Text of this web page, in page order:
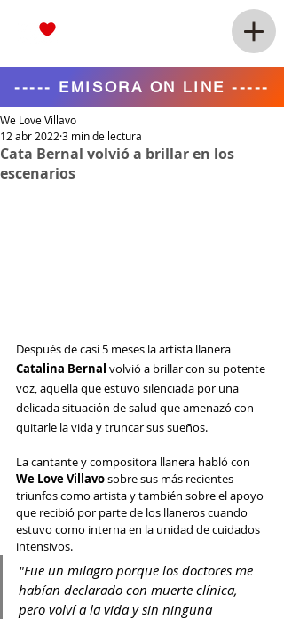
----- EMISORA ON LINE -----
Cata Bernal volvió a brillar en los
escenarios
We Love Villavo
12 abr 2022 3 min de lectura
Después de casi 5 meses la artista llanera
Catalina Bernal volvió a brillar con su potente
voz, aquella que estuvo silenciada por una
delicada situación de salud que amenazó con
quitarle la vida y truncar sus sueños.
La cantante y compositora llanera habló con
We Love Villavo sobre sus más recientes
triunfos como artista y también sobre el apoyo
que recibió por parte de los llaneros cuando
estuvo como interna en la unidad de cuidados
intensivos.
"Fue un milagro porque los doctores me
habían declarado con muerte clínica,
pero volví a la vida y sin ninguna